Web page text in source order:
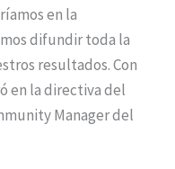
en la
difundir toda la
resultados. Con
en la directiva del
Manager del